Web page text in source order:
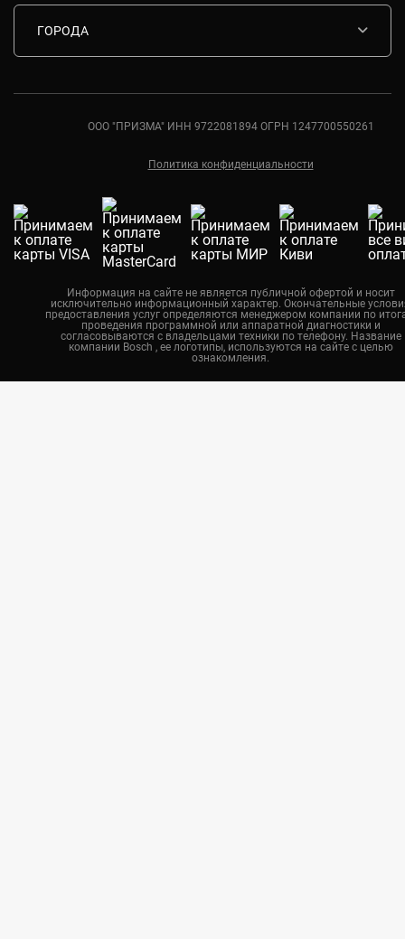
Комплектующие
Контакты
Ремонт кондиционеров Bosch
ГОРОДА
Санкт-Петербург
Новосибирск
Калининград
Челябинск
Казань
Воронеж
ООО "ПРИЗМА" ИНН 9722081894 ОГРН 1247700550261
Политика конфиденциальности
Информация на сайте не является публичной офертой и носит
исключительно информационный характер. Окончательные
предоставления услуг определяются менеджером компании по
проведения программной или аппаратной диагностики и
согласовываются с владельцами техники по телефону. Название
компании Bosch , ее логотипы, используются на сайте с целью
ознакомления.